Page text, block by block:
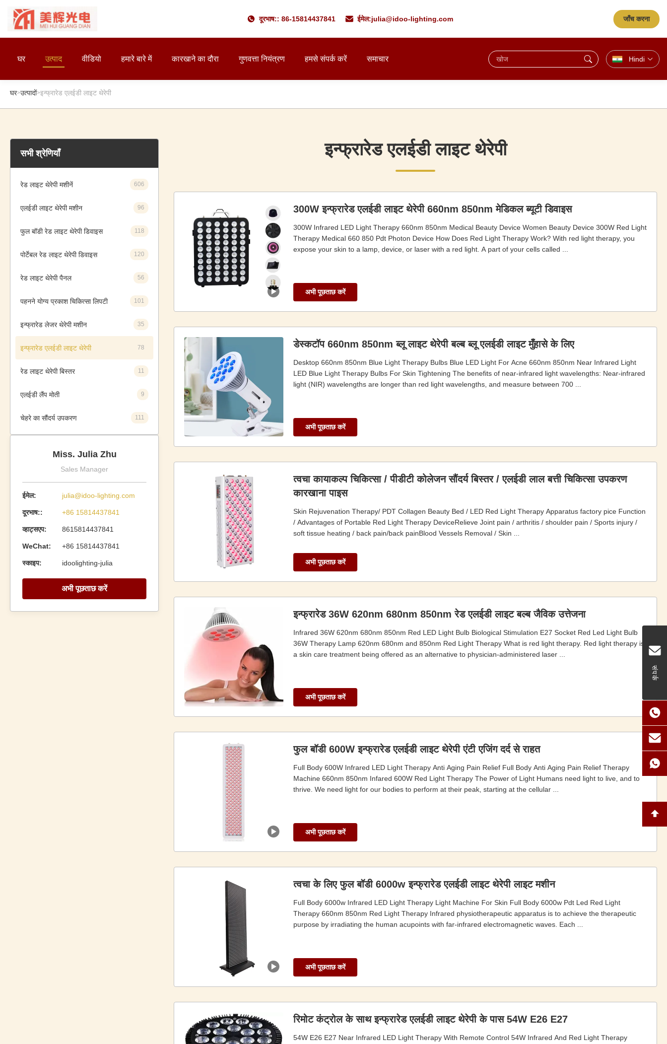
दूरभाष:: 86-15814437841 ईमेल:julia@idoo-lighting.com जाँच करना
घर उत्पाद वीडियो हमारे बारे में कारखाने का दौरा गुणवत्ता नियंत्रण हमसे संपर्क करें समाचार Hindi
संपर्क
घर>उत्पादों>इन्फ्रारेड एलईडी लाइट थेरेपी
सभी श्रेणियाँ
रेड लाइट थेरेपी मशीनें 606
एलईडी लाइट थेरेपी मशीन 96
फुल बॉडी रेड लाइट थेरेपी डिवाइस 118
पोर्टेबल रेड लाइट थेरेपी डिवाइस 120
रेड लाइट थेरेपी पैनल 56
पहनने योग्य प्रकाश चिकित्सा लिपटी 101
इन्फ्रारेड लेजर थेरेपी मशीन 35
इन्फ्रारेड एलईडी लाइट थेरेपी 78
रेड लाइट थेरेपी बिस्तर 11
एलईडी लैंप मोती 9
चेहरे का सौंदर्य उपकरण 111
Miss. Julia Zhu
Sales Manager
ईमेल: julia@idoo-lighting.com
दूरभाष:: +86 15814437841
व्हाट्सएप: 8615814437841
WeChat: +86 15814437841
स्काइप: idoolighting-julia
अभी पूछताछ करें
इन्फ्रारेड एलईडी लाइट थेरेपी
300W इन्फ्रारेड एलईडी लाइट थेरेपी 660nm 850nm मेडिकल ब्यूटी डिवाइस
300W Infrared LED Light Therapy 660nm 850nm Medical Beauty Device Women Beauty Device 300W Red Light
Therapy Medical 660 850 Pdt Photon Device How Does Red Light Therapy Work? With red light therapy, you
expose your skin to a lamp, device, or laser with a red light. A part of your cells called ...
अभी पूछताछ करें
डेस्कटॉप 660nm 850nm ब्लू लाइट थेरेपी बल्ब ब्लू एलईडी लाइट मुँहासे के लिए
Desktop 660nm 850nm Blue Light Therapy Bulbs Blue LED Light For Acne 660nm 850nm Near Infrared Light
LED Blue Light Therapy Bulbs For Skin Tightening​ The benefits of near-infrared light wavelengths: Near-infrared
light (NIR) wavelengths are longer than red light wavelengths, and measure between 700 ...
अभी पूछताछ करें
त्वचा कायाकल्प चिकित्सा / पीडीटी कोलेजन सौंदर्य बिस्तर / एलईडी लाल बत्ती चिकित्सा उपकरण
कारखाना पाइस
Skin Rejuvenation Therapy/ PDT Collagen Beauty Bed / LED Red Light Therapy Apparatus factory pice Function
/ Advantages of Portable Red Light Therapy DeviceRelieve Joint pain / arthritis / shoulder pain / Sports injury /
soft tissue heating / back pain/back painBlood Vessels Removal / Skin ...
अभी पूछताछ करें
इन्फ्रारेड 36W 620nm 680nm 850nm रेड एलईडी लाइट बल्ब जैविक उत्तेजना
Infrared 36W 620nm 680nm 850nm Red LED Light Bulb Biological Stimulation E27 Socket Red Led Light Bulb
36W Therapy Lamp 620nm 680nm and 850nm Red Light Therapy What is red light therapy. Red light therapy is
a skin care treatment being offered as an alternative to physician-administered laser ...
अभी पूछताछ करें
फुल बॉडी 600W इन्फ्रारेड एलईडी लाइट थेरेपी एंटी एजिंग दर्द से राहत
Full Body 600W Infrared LED Light Therapy Anti Aging Pain Relief Full Body Anti Aging Pain Relief Therapy
Machine 660nm 850nm Infared 600W Red Light Therapy The Power of Light Humans need light to live, and to
thrive. We need light for our bodies to perform at their peak, starting at the cellular ...
अभी पूछताछ करें
त्वचा के लिए फुल बॉडी 6000w इन्फ्रारेड एलईडी लाइट थेरेपी लाइट मशीन
Full Body 6000w Infrared LED Light Therapy Light Machine For Skin Full Body 6000w Pdt Led Red Light
Therapy 660nm 850nm Red Light Therapy Infrared physiotherapeutic apparatus is to achieve the therapeutic
purpose by irradiating the human acupoints with far-infrared electromagnetic waves. Each ...
अभी पूछताछ करें
रिमोट कंट्रोल के साथ इन्फ्रारेड एलईडी लाइट थेरेपी के पास 54W E26 E27
54W E26 E27 Near Infrared LED Light Therapy With Remote Control 54W Infrared And Red Light Therapy